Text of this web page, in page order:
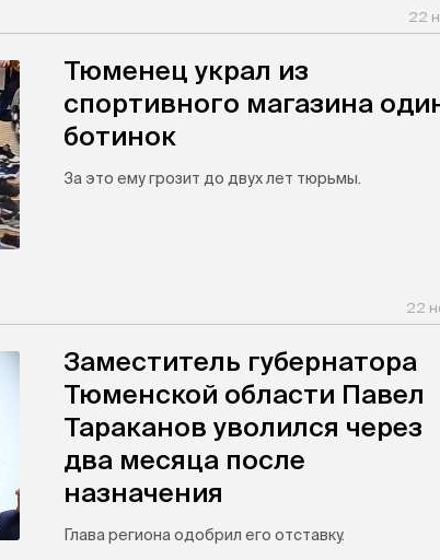
22
Тюменец украл из
спортивного магазина
ботинок
За это ему грозит до двух лет тюрьмы.
22
Заместитель губернатора
Тюменской области Павел
Тараканов уволился через
два месяца после
назначения
Глава региона одобрил его отставку.